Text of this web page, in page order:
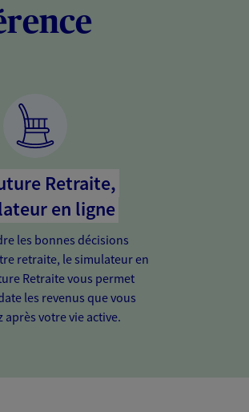
Retraite,
en ligne
les bonnes décisions
retraite, le simulateur en
Retraite vous permet
les revenus que vous
après votre vie active.